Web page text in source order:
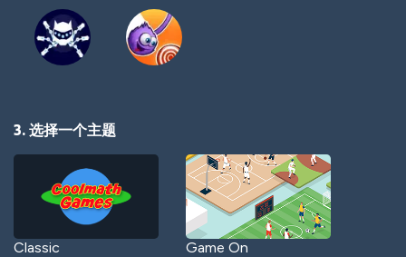
3. 选择一个主题
Classic Game On